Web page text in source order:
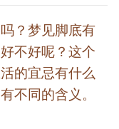
？梦见脚底有
不好呢？这个
的宜忌有什么
不同的含义。